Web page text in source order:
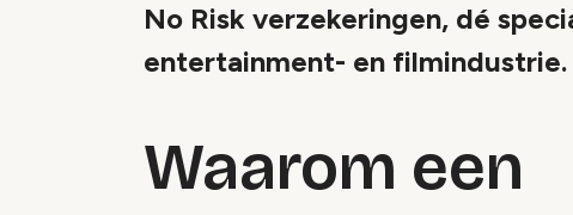
No Risk verzekeringen, dé
entertainment- en filmindustrie.
Waarom een